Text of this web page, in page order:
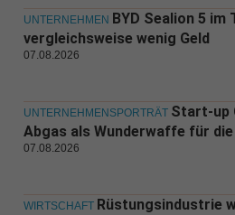
UNTERNEHMEN BYD Sealion 5
vergleichsweise wenig Geld
07.08.2026
UNTERNEHMENSPORTRÄT Start-up
Abgas als Wunderwaffe für
07.08.2026
WIRTSCHAFT Rüstungsindustrie